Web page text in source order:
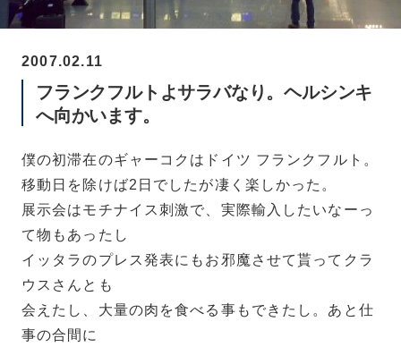
2007.02.11
フランクフルトよサラバなり。ヘルシンキ
へ向かいます。
僕の初滞在のギャーコクはドイツ フランクフルト。
移動日を除けば2日でしたが凄く楽しかった。
展示会はモチナイス刺激で、実際輸入したいなーっ
て物もあったし
イッタラのプレス発表にもお邪魔させて貰ってクラ
ウスさんとも
会えたし、大量の肉を食べる事もできたし。あと仕
事の合間に